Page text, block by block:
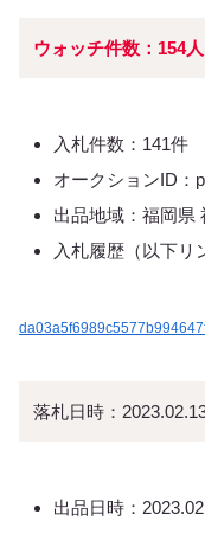
ウォッチ件数：154人
入札件数：141件
オークションID：
出品地域：福岡県
入札履歴（以下リ
落札日時：
出品日時：